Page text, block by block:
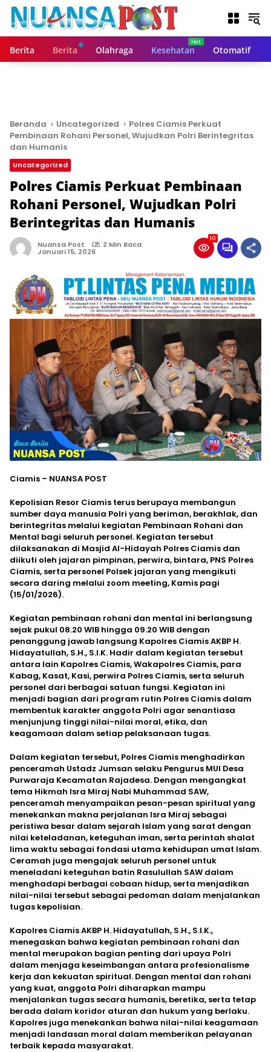
Berita Berita Olahraga Kesehatan Otomatif
Beranda Uncategorized
Polres Ciamis Perkuat
Pembinaan Rohani Personel, Wujudkan Polri Berintegritas
dan Humanis
Uncategorized
Polres Ciamis Perkuat Pembinaan
Rohani Personel, Wujudkan Polri
Berintegritas dan Humanis
Nuansa Post 2 Min Baca
Januari 15, 2026
10
Ciamis – NUANSA POST
Kepolisian Resor Ciamis terus berupaya membangun
sumber daya manusia Polri yang beriman, berakhlak, dan
berintegritas melalui kegiatan Pembinaan Rohani dan
Mental bagi seluruh personel. Kegiatan tersebut
dilaksanakan di Masjid Al-Hidayah Polres Ciamis dan
diikuti oleh jajaran pimpinan, perwira, bintara, PNS Polres
Ciamis, serta personel Polsek jajaran yang mengikuti
secara daring melalui zoom meeting, Kamis pagi
(15/01/2026).
Kegiatan pembinaan rohani dan mental ini berlangsung
sejak pukul 08.20 WIB hingga 09.20 WIB dengan
penanggung jawab langsung Kapolres Ciamis AKBP H.
Hidayatullah, S.H., S.I.K. Hadir dalam kegiatan tersebut
antara lain Kapolres Ciamis, Wakapolres Ciamis, para
Kabag, Kasat, Kasi, perwira Polres Ciamis, serta seluruh
personel dari berbagai satuan fungsi. Kegiatan ini
menjadi bagian dari program rutin Polres Ciamis dalam
membentuk karakter anggota Polri agar senantiasa
menjunjung tinggi nilai-nilai moral, etika, dan
keagamaan dalam setiap pelaksanaan tugas.
Dalam kegiatan tersebut, Polres Ciamis menghadirkan
penceramah Ustadz Jumsan selaku Pengurus MUI Desa
Purwaraja Kecamatan Rajadesa. Dengan mengangkat
tema Hikmah Isra Miraj Nabi Muhammad SAW,
penceramah menyampaikan pesan-pesan spiritual yang
menekankan makna perjalanan Isra Miraj sebagai
peristiwa besar dalam sejarah Islam yang sarat dengan
nilai keteladanan, keteguhan iman, serta perintah shalat
lima waktu sebagai fondasi utama kehidupan umat Islam.
Ceramah juga mengajak seluruh personel untuk
meneladani keteguhan batin Rasulullah SAW dalam
menghadapi berbagai cobaan hidup, serta menjadikan
nilai-nilai tersebut sebagai pedoman dalam menjalankan
tugas kepolisian.
Kapolres Ciamis AKBP H. Hidayatullah, S.H., S.I.K.,
menegaskan bahwa kegiatan pembinaan rohani dan
mental merupakan bagian penting dari upaya Polri
dalam menjaga keseimbangan antara profesionalisme
kerja dan kekuatan spiritual. Dengan mental dan rohani
yang kuat, anggota Polri diharapkan mampu
menjalankan tugas secara humanis, beretika, serta tetap
berada dalam koridor aturan dan hukum yang berlaku.
Kapolres juga menekankan bahwa nilai-nilai keagamaan
menjadi landasan moral dalam memberikan pelayanan
terbaik kepada masyarakat.